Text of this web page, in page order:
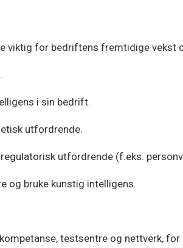
viktig for bedriftens fremtidige vekst
i sin bedrift.
utfordrende.
utfordrende (f.eks.
og bruke kunstig intelligens.
testsentre og nettverk,